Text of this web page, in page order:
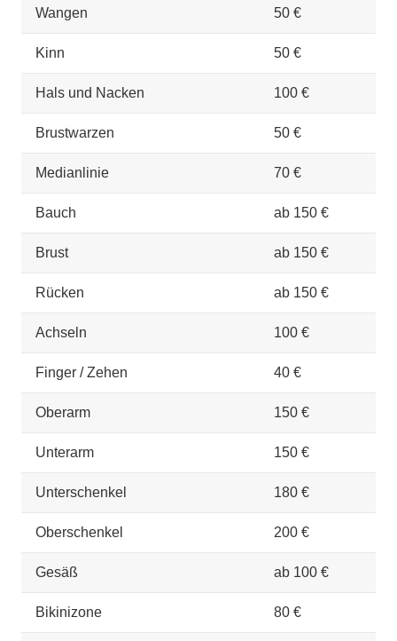
Wangen 50 €
Kinn 50 €
Hals und Nacken 100 €
Brustwarzen 50 €
Medianlinie 70 €
Bauch ab 150 €
Brust ab 150 €
Rücken ab 150 €
Achseln 100 €
Finger / Zehen 40 €
Oberarm 150 €
Unterarm 150 €
Unterschenkel 180 €
Oberschenkel 200 €
Gesäß ab 100 €
Bikinizone 80 €